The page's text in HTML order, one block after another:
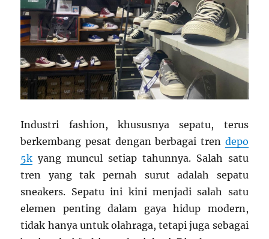
Industri fashion, khususnya sepatu, terus
berkembang pesat dengan berbagai tren depo
5k yang muncul setiap tahunnya. Salah satu
tren yang tak pernah surut adalah sepatu
sneakers. Sepatu ini kini menjadi salah satu
elemen penting dalam gaya hidup modern,
tidak hanya untuk olahraga, tetapi juga sebagai